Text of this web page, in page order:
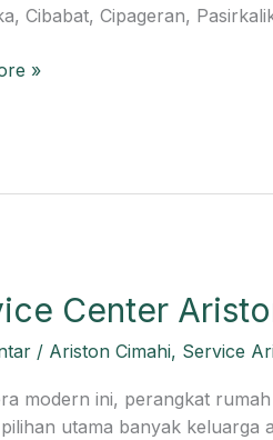
Cibabat, Cipageran,
»
Center
/ Ariston Cimahi, Service
modern ini, perangkat
utama banyak